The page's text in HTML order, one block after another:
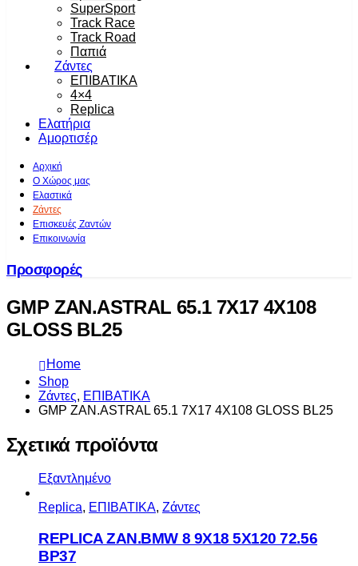
SuperSport
Track Race
Track Road
Παπιά
Ζάντες
ΕΠΙΒΑΤΙΚΑ
4×4
Replica
Ελατήρια
Αμορτισέρ
Αρχική
Ο Χώρος μας
Ελαστικά
Ζάντες
Επισκευές Ζαντών
Επικοινωνία
Προσφορές
GMP ZAN.ASTRAL 65.1 7X17 4X108
GLOSS BL25
Home
Shop
Ζάντες, ΕΠΙΒΑΤΙΚΑ
GMP ZAN.ASTRAL 65.1 7X17 4X108 GLOSS BL25
Σχετικά προϊόντα
Εξαντλημένο
Replica, ΕΠΙΒΑΤΙΚΑ, Ζάντες
REPLICA ZAN.BMW 8 9X18 5X120 72.56
BP37